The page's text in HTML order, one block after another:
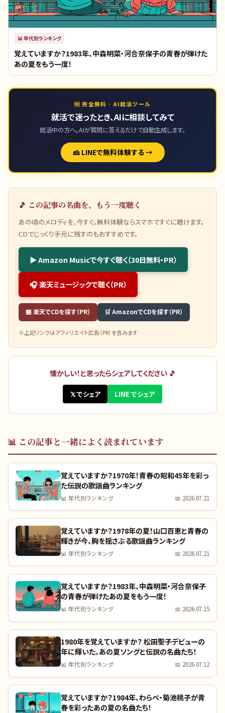
📊 年代別ランキング
覚えていますか？1983年、中森明菜・河合奈保子の青春が弾けた
あの夏をもう一度！
🆓 完全無料 · AI就活ツール
就活で迷ったとき、AIに相談してみて
就活中の方へ。AIが質問に答えるだけで自動生成します。
🧀 LINEで無料体験する →
🎵 この記事の名曲を、もう一度聴く
あの頃のメロディを、今すぐ。無料体験ならスマホですぐに聴けます。
CDでじっくり手元に残すのもおすすめです。
▶ Amazon Musicで今すぐ聴く（30日無料・PR）
🎧 楽天ミュージックで聴く（PR）
🏪 楽天でCDを探す（PR） 🛒 AmazonでCDを探す（PR）
※上記リンクはアフィリエイト広告（PR）を含みます
懐かしい！と思ったらシェアしてください 🎵
𝕏 でシェア LINE でシェア
📊 この記事と一緒によく読まれています
覚えていますか？1970年！青春の昭和45年を彩っ
た伝説の歌謡曲ランキング
📊 年代別ランキング 📅 2026.07.21
覚えていますか？1978年の夏！山口百恵と青春の
輝きが今、胸を揺さぶる歌謡曲ランキング
📊 年代別ランキング 📅 2026.07.21
覚えていますか？1983年、中森明菜・河合奈保子
の青春が弾けたあの夏をもう一度！
📊 年代別ランキング 📅 2026.07.15
1980年を覚えていますか？ 松田聖子デビューの
年に輝いた、あの夏ソングと伝説の名曲たち！
📊 年代別ランキング 📅 2026.07.12
覚えていますか？1984年、わらべ・菊池桃子が青
春を彩ったあの夏の名曲たち！